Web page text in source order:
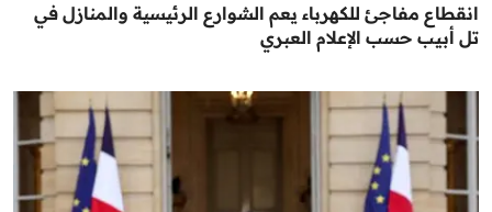
انقطاع مفاجئ للكهرباء يعم الشوارع الرئيسية والمنازل في
تل أبيب حسب الإعلام العبري